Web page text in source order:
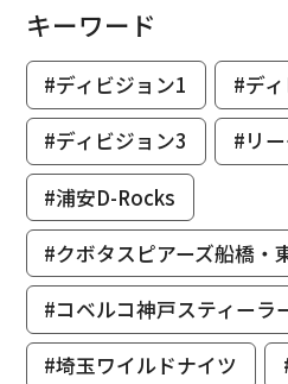
キーワード
#ディビジョン1
#デ
#ディビジョン3
#リ
#浦安D-Rocks
#クボタスピアーズ船橋・
#コベルコ神戸スティーラ
#埼玉ワイルドナイツ